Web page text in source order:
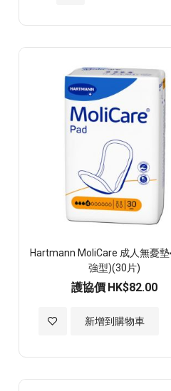
至
願
望
清
Hartmann MoliCare 成人無憂
強型)(30片)
護協價 HK$82.00
新增到購物車
加
至